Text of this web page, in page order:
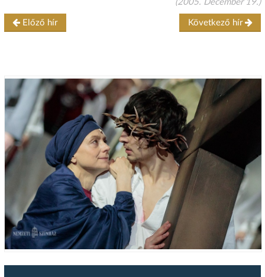
(2005. December 19.)
Előző hír Következő hír